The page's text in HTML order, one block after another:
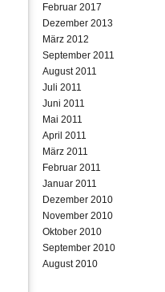
Februar 2017
Dezember 2013
März 2012
September 2011
August 2011
Juli 2011
Juni 2011
Mai 2011
April 2011
März 2011
Februar 2011
Januar 2011
Dezember 2010
November 2010
Oktober 2010
September 2010
August 2010